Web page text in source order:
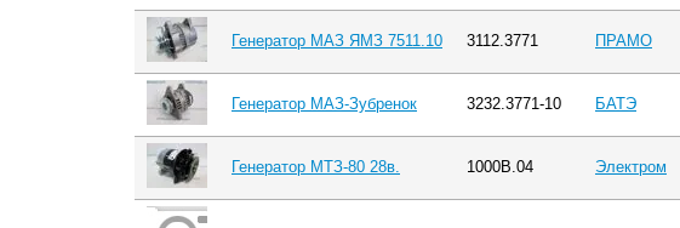
Генератор МАЗ ЯМЗ 7511.10 3112.3771 ПРАМО
Генератор МАЗ-Зубренок 3232.3771-10 БАТЭ
Генератор МТЗ-80 28в. 1000В.04 Электром